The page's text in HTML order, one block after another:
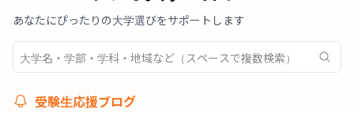
あなたにぴったりの大学選びをサポートします
受験生応援ブログ